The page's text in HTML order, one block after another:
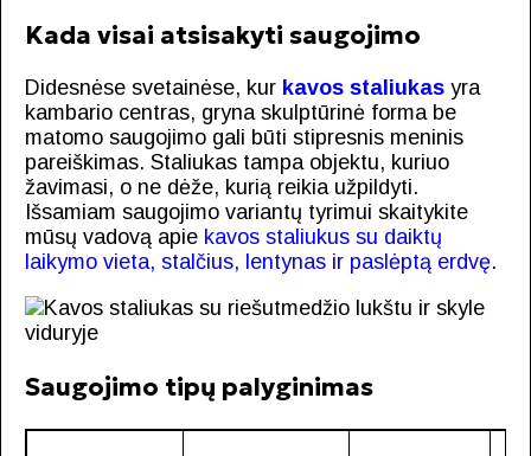
Kada visai atsisakyti saugojimo
Didesnėse svetainėse, kur kavos staliukas yra
kambario centras, gryna skulptūrinė forma be
matomo saugojimo gali būti stipresnis meninis
pareiškimas. Staliukas tampa objektu, kuriuo
žavimasi, o ne dėže, kurią reikia užpildyti.
Išsamiam saugojimo variantų tyrimui skaitykite
mūsų vadovą apie kavos staliukus su daiktų
laikymo vieta, stalčius, lentynas ir paslėptą erdvę.
Saugojimo tipų palyginimas